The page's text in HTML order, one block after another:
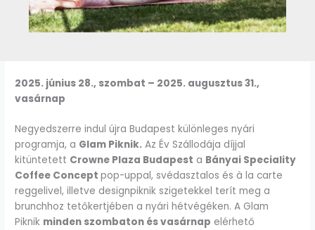
2025. június 28., szombat – 2025. augusztus 31.,
vasárnap
Negyedszerre indul újra Budapest különleges nyári
programja, a Glam Piknik. Az Év Szállodája díjjal
kitüntetett Crowne Plaza Budapest a Bányai Speciality
Coffee Conceptpop-uppal, svédasztalos és à la carte
reggelivel, illetve designpiknik szigetekkel terít meg a
brunchhoz tetőkertjében a nyári hétvégéken. A Glam
Piknik minden szombaton és vasárnap elérhető